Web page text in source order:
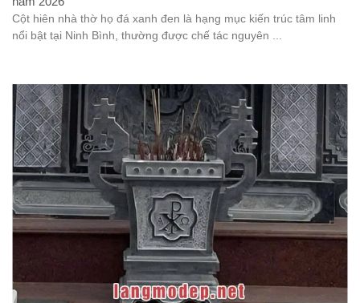
Cột hiên nhà thờ họ đá xanh đen là hạng mục kiến trúc tâm linh
nổi bật tại Ninh Bình, thường được chế tác nguyên ...